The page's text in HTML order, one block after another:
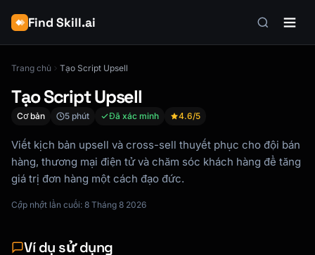
Find Skill.ai
Trang chủ Tạo Script Upsell
Tạo Script Upsell
Cơ bản 5 phút Đã xác minh 4.6/5
Viết kịch bản upsell và cross-sell thuyết phục cho đội bán
hàng, thương mại điện tử và chăm sóc khách hàng để tăng
giá trị đơn hàng một cách đạo đức.
Cập nhật lần cuối: 8 Tháng 8 2026
Ví dụ sử dụng